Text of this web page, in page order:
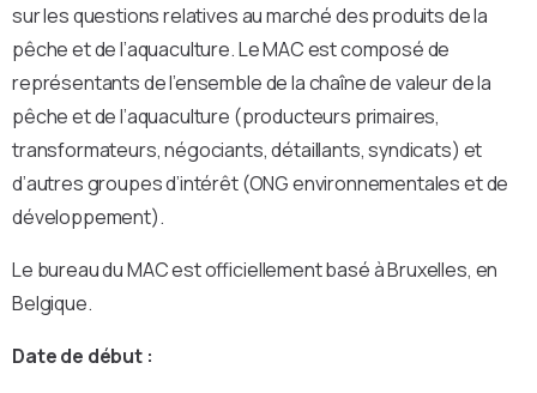
sur les questions relatives au marché des produits de la
pêche et de l’aquaculture. Le MAC est composé de
représentants de l’ensemble de la chaîne de valeur de la
pêche et de l’aquaculture (producteurs primaires,
transformateurs, négociants, détaillants, syndicats) et
d’autres groupes d’intérêt (ONG environnementales et de
développement).
Le bureau du MAC est officiellement basé à Bruxelles, en
Belgique.
Date de début :